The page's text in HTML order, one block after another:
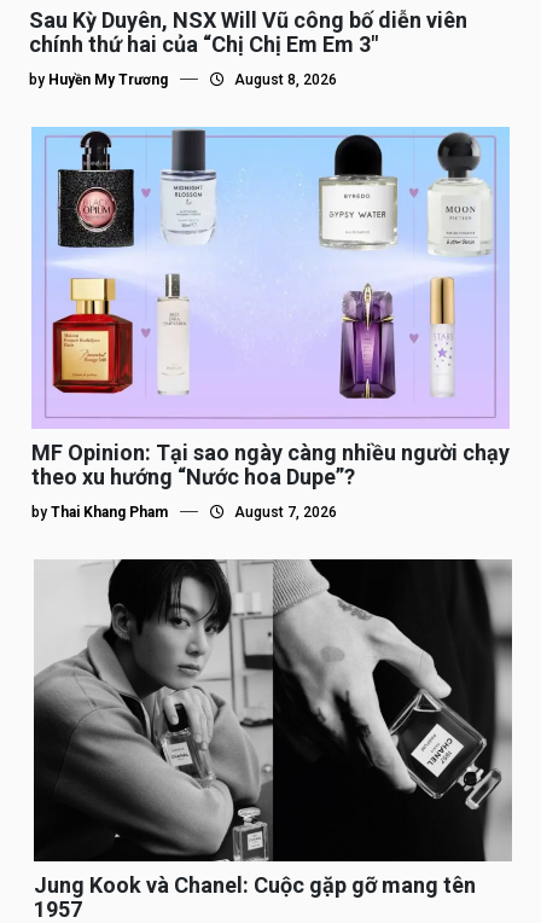
Sau Kỳ Duyên, NSX Will Vũ công bố diễn viên
chính thứ hai của “Chị Chị Em Em 3″
by Huyền My Trương August 8, 2026
MF Opinion: Tại sao ngày càng nhiều người chạy
theo xu hướng “Nước hoa Dupe”?
by Thai Khang Pham August 7, 2026
Jung Kook và Chanel: Cuộc gặp gỡ mang tên
1957